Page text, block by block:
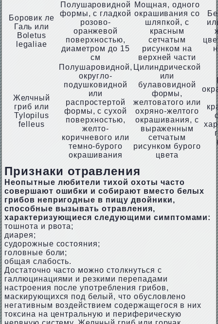
Боровик ле
Галь или
Boletus
legaliae
Полушаровидной
формы, с гладкой
розово-
оранжевой
поверхностью,
диаметром до 15
см
Мощная, одного
окрашивания со
шляпкой, с
красным
сетчатым
рисунком на
верхней части
Желчный
гриб или
Tylopilus
felleus
Полушаровидной,
округло-
подушковидной
или
распростертой
формы, с сухой
поверхностью,
желто-
коричневого или
темно-бурого
окрашивания
Цилиндрической
или
булавовидной
формы,
желтоватого или
охряно-желтого
окрашивания, с
выраженным
сетчатым
рисунком бурого
цвета
Признаки отравления
Неопытные любители тихой охоты часто
совершают ошибки и собирают вместо белых
грибов непригодные в пищу двойники,
способные вызывать отравления,
характеризующиеся следующими симптомами:
тошнота и рвота;
диарея;
судорожные состояния;
головные боли;
общая слабость.
Достаточно часто можно столкнуться с
галлюцинациями и резкими перепадами
настроения после употребления грибов,
маскирующихся под белый, что обусловлено
негативным воздействием содержащегося в них
токсина на центральную и периферическую